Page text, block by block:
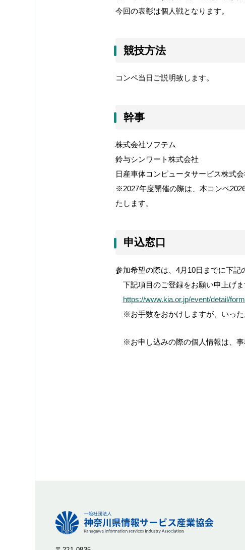
今回の表彰は個人戦となります。
競技方法
コンペ当日ご説明致します。
幹事
株式会社ソフテム
鈴与シンワート株式会
日産車体コンピュータサービス
※2027年度開催の際は、本コンペ
たします。
申込窓口
参加希望の際は、4月10日までに下記
下記項目のご登録をお願い申上げま
https://www.kia.or.jp/event/detail/
※お手数をおかけしますが、いった
※お申し込みの際の個人情報は、事